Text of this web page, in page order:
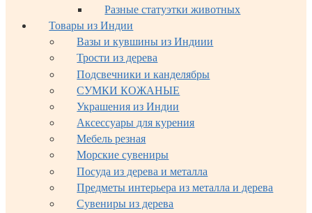
Разные статуэтки животных
Товары из Индии
Вазы и кувшины из Индиии
Трости из дерева
Подсвечники и канделябры
СУМКИ КОЖАНЫЕ
Украшения из Индии
Аксессуары для курения
Мебель резная
Морские сувениры
Посуда из дерева и металла
Предметы интерьера из металла и дерева
Сувениры из дерева